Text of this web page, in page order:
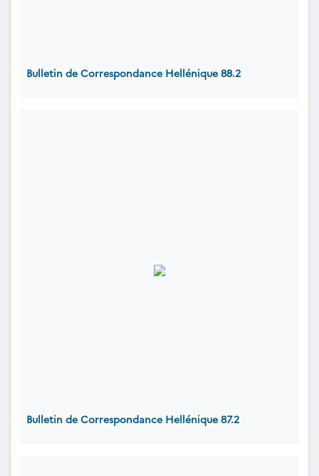
Bulletin de Correspondance Hellénique 88.2
Bulletin de Correspondance Hellénique 87.2